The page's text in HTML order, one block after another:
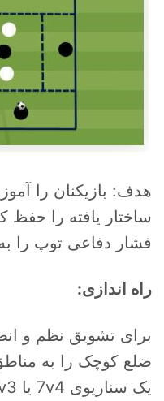
هدف: بازیکنان را
ساختار یافته را حفظ
فشار دفاعی توپ را
راه اندازی:
برای تشویق نظم و
ضلع کوچک را به